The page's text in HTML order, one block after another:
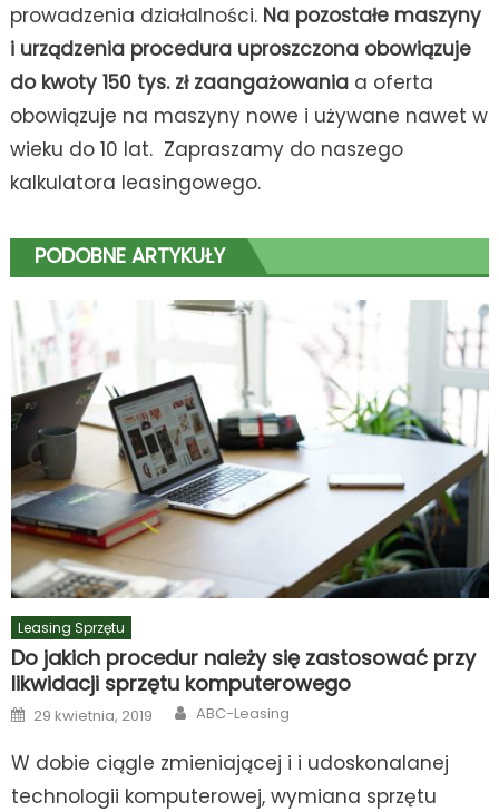
prowadzenia działalności. Na pozostałe maszyny
i urządzenia procedura uproszczona obowiązuje
do kwoty 150 tys. zł zaangażowaniaa oferta
obowiązuje na maszyny nowe i używane nawet w
wieku do 10 lat. Zapraszamy do naszego
kalkulatora leasingowego.
PODOBNE ARTYKUŁY
Leasing Sprzętu
Do jakich procedur należy się zastosować przy
likwidacji sprzętu komputerowego
Posted
on
29 kwietnia, 2019 Author
ABC-Leasing
W dobie ciągle zmieniającej i i udoskonalanej
technologii komputerowej, wymiana sprzętu